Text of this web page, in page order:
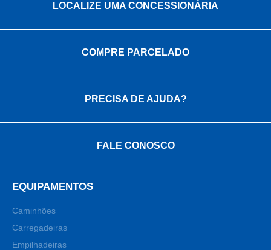
LOCALIZE UMA CONCESSIONÁRIA
COMPRE PARCELADO
PRECISA DE AJUDA?
FALE CONOSCO
EQUIPAMENTOS
Caminhões
Carregadeiras
Empilhadeiras